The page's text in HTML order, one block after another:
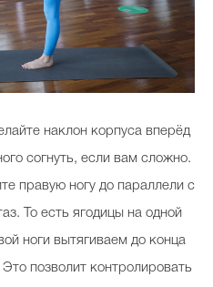
наклон корпуса вперёд
согнуть, если вам сложно.
правую ногу до параллели с
То есть ягодицы на одной
ноги вытягиваем до конца
позволит контролировать